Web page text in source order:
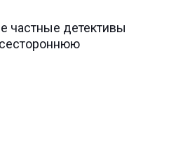
частные детективы